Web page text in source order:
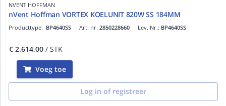
NVENT HOFFMAN
nVent Hoffman VORTEX KOELUNIT 820W SS 184MM
Art. nr. 2850228660
Producttype: BP4640SS Lev. Nr.: BP4640SS
€ 2.614,00 / STK
Voeg toe
Log in of registreer